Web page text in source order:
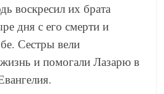
воскресил их брата
дня с его смерти и
Сестры вели
и помогали Лазарю в